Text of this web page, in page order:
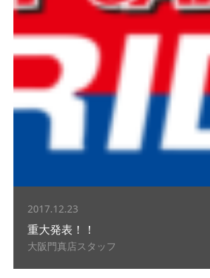
2017.12.23
重大発表！！
大阪門真店スタッフ